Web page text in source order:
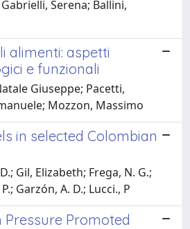
Serena; Ballini,
alimenti: aspetti
e funzionali
Giuseppe; Pacetti,
Mozzon, Massimo
in selected Colombian
Gil, Elizabeth; Frega, N. G.;
Garzón, A. D.; Lucci., P
Pressure Promoted